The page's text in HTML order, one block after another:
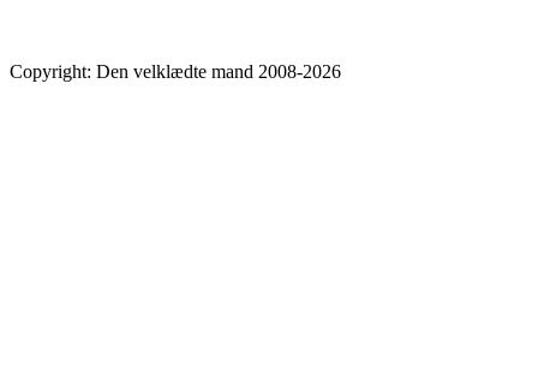
Copyright: Den velklædte mand 2008-2026